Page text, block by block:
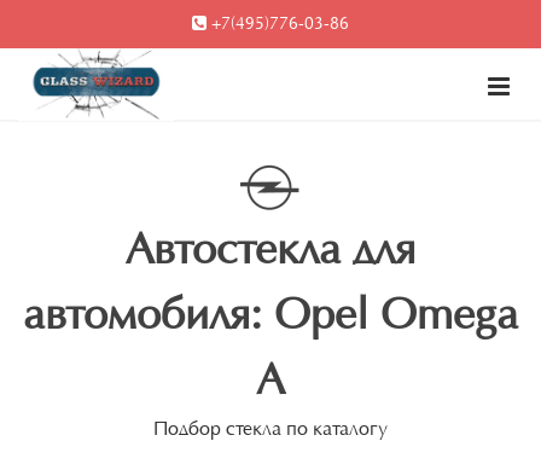
+7(495)776-03-86
Автостекла для
автомобиля: Opel Omega
A
Подбор стекла по каталогу